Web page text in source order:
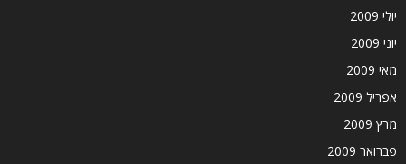
יולי 2009
יוני 2009
מאי 2009
אפריל 2009
מרץ 2009
פברואר 2009